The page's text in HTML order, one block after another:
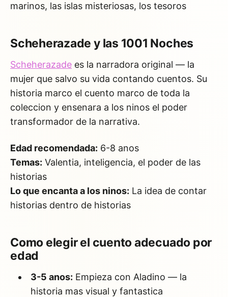
marinos, las islas misteriosas, los tesoros
Scheherazade y las 1001 Noches
Scheherazade es la narradora original — la
mujer que salvo su vida contando cuentos. Su
historia marco el cuento marco de toda la
coleccion y ensenara a los ninos el poder
transformador de la narrativa.
Edad recomendada: 6-8 anos
Temas: Valentia, inteligencia, el poder de las
historias
Lo que encanta a los ninos: La idea de contar
historias dentro de historias
Como elegir el cuento adecuado por
edad
3-5 anos: Empieza con Aladino — la
historia mas visual y fantastica